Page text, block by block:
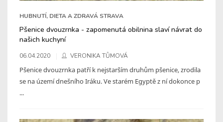
HUBNUTÍ, DIETA A ZDRAVÁ STRAVA
Pšenice dvouzrnka - zapomenutá obilnina slaví návrat do
našich kuchyní
06.04.2020 VERONIKA TŮMOVÁ
Pšenice dvouzrnka patří k nejstarším druhům pšenice, zrodila
se na území dnešního Iráku. Ve starém Egyptě z ní dokonce p
...